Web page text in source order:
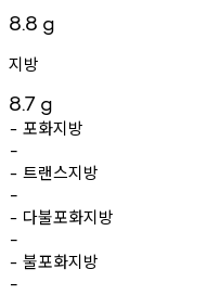
8.8 g
지방
8.7 g
- 포화지방
-
- 트랜스지방
-
- 다불포화지방
-
- 불포화지방
-